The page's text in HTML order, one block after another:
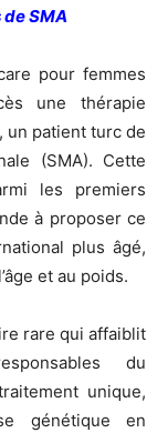
SMA
pour femmes
une thérapie
un patient turc de
(SMA). Cette
les premiers
à proposer ce
plus âgé,
et au poids.
rare qui affaiblit
du
unique,
génétique en